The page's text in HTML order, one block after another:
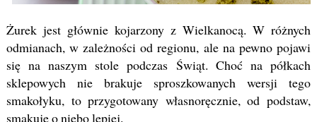
Żurek jest głównie kojarzony z Wielkanocą. W różnych
odmianach, w zależności od regionu, ale na pewno pojawi
się na naszym stole podczas Świąt. Choć na półkach
sklepowych nie brakuje sproszkowanych wersji tego
smakołyku, to przygotowany własnoręcznie, od podstaw,
smakuje o niebo lepiej.